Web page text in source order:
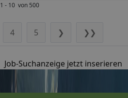
1 - 10 von 500
4 5 ❯ ❯❯
Job-Suchanzeige jetzt inserieren